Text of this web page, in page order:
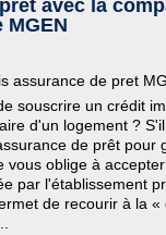
avec la
MGEN
assurance de pret
souscrire un crédit
d'un logement ?
de prêt pour
vous oblige à
par l'établissement
de recourir à la «